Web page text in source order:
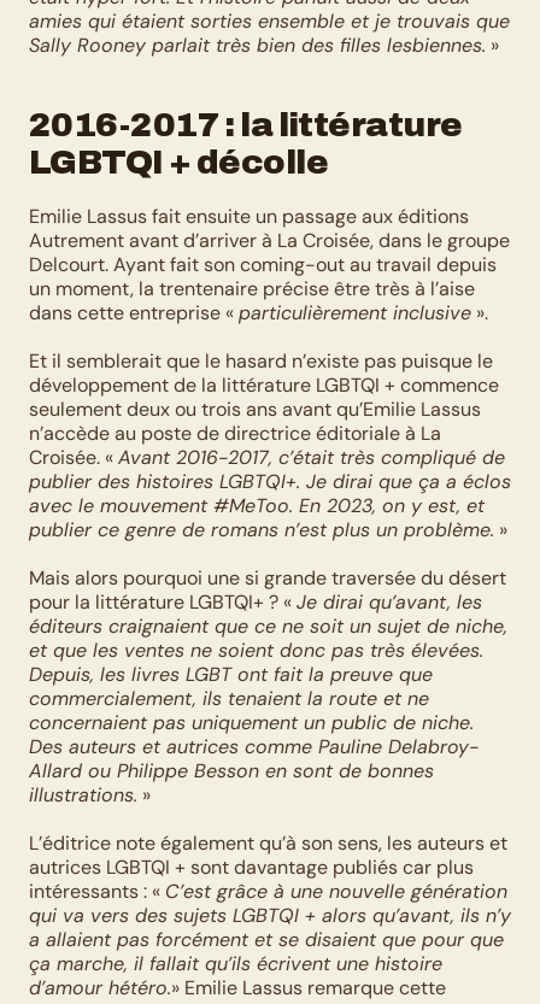
amies qui étaient sorties ensemble et je trouvais que
Sally Rooney parlait très bien des filles lesbiennes. »
2016-2017 : la littérature
LGBTQI + décolle
Emilie Lassus fait ensuite un passage aux éditions
Autrement avant d’arriver à La Croisée, dans le groupe
Delcourt. Ayant fait son coming-out au travail depuis
un moment, la trentenaire précise être très à l’aise
dans cette entreprise « particulièrement inclusive ».
Et il semblerait que le hasard n’existe pas puisque le
développement de la littérature LGBTQI + commence
seulement deux ou trois ans avant qu’Emilie Lassus
n’accède au poste de directrice éditoriale à La
Croisée. « Avant 2016-2017, c’était très compliqué de
publier des histoires LGBTQI+. Je dirai que ça a éclos
avec le mouvement #MeToo. En 2023, on y est, et
publier ce genre de romans n’est plus un problème. »
Mais alors pourquoi une si grande traversée du désert
pour la littérature LGBTQI+ ? « Je dirai qu’avant, les
éditeurs craignaient que ce ne soit un sujet de niche,
et que les ventes ne soient donc pas très élevées.
Depuis, les livres LGBT ont fait la preuve que
commercialement, ils tenaient la route et ne
concernaient pas uniquement un public de niche.
Des auteurs et autrices comme Pauline Delabroy-
Allard ou Philippe Besson en sont de bonnes
illustrations. »
L’éditrice note également qu’à son sens, les auteurs et
autrices LGBTQI + sont davantage publiés car plus
intéressants : « C’est grâce à une nouvelle génération
qui va vers des sujets LGBTQI + alors qu’avant, ils n’y
a allaient pas forcément et se disaient que pour que
ça marche, il fallait qu’ils écrivent une histoire
d’amour hétéro.» Emilie Lassus remarque cette